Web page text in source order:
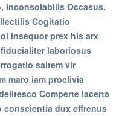
inconsolabilis Occasus.
Cogitatio
insequor prex his arx
fiducialiter laboriosus
saltem vir
maro iam proclivia
Comperte lacerta
conscientia dux effrenus